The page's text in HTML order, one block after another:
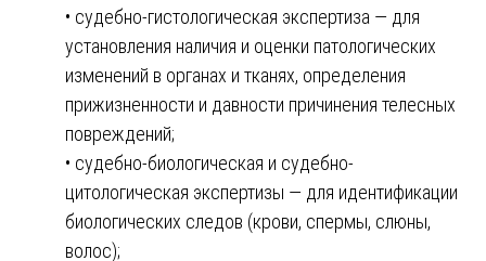
• судебно-гистологическая экспертиза — для
установления наличия и оценки патологических
изменений в органах и тканях, определения
прижизненности и давности причинения телесных
повреждений;
• судебно-биологическая и судебно-
цитологическая экспертизы — для идентификации
биологических следов (крови, спермы, слюны,
волос);